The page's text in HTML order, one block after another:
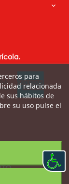

para
relacionada
sus hábitos de
su uso pulse el